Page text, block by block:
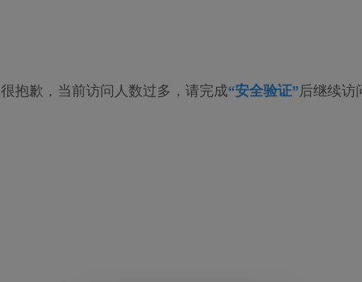
很抱歉，当前访问人数过多，请完成“安全验证”后继续访